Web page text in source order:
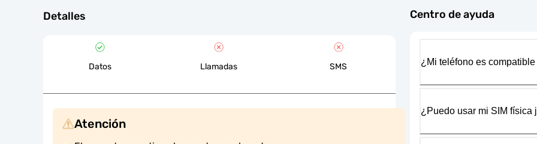
Detalles
Datos Llamadas SMS
Atención
Centro de ayuda
¿Mi teléfono es
¿Puedo usar mi SIM física